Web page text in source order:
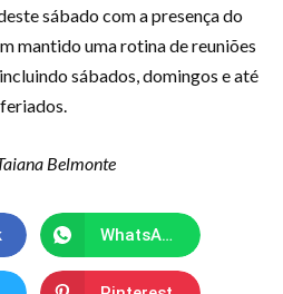
sábado com a presença do
mantido uma rotina de reuniões
sábados, domingos e até
feriados.
Belmonte
WhatsApp